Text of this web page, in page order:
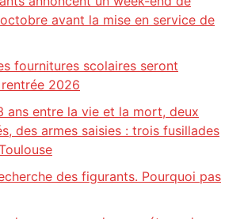
avant la mise en service de
fournitures scolaires seront
2026
ans entre la vie et la mort, deux
des armes saisies : trois fusillades
des figurants. Pourquoi pas